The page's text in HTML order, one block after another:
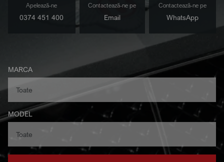
Apelează-ne
0374 451 400
Contactează-ne pe
Email
Contactează-ne pe
WhatsApp
MARCA
MODEL